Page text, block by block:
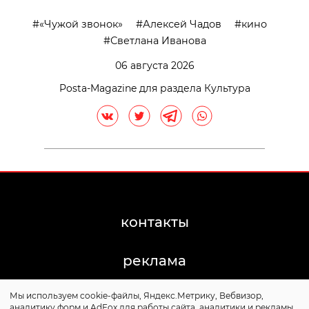
«Чужой звонок» Алексей Чадов
кино
Светлана Иванова
06 августа 2026
Posta-Magazine для раздела Культура
контакты
реклама
©2011-2026 Posta-Magazine
Мы используем cookie-файлы, Яндекс.Метрику, Вебвизор,